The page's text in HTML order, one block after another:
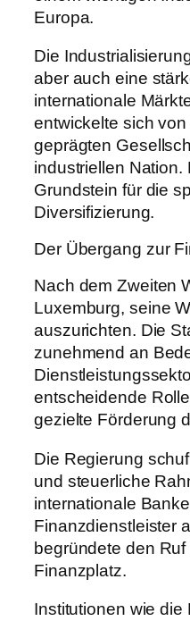
Europa.
Die
aber auch eine
internationale
entwickelte sich
geprägten
industriellen
Grundstein für die
Diversifizierung.
Der Übergang zur
Nach dem Zweiten
Luxemburg, seine
auszurichten. Die
zunehmend an
entscheidende
gezielte Förderung
Die Regierung
und steuerliche
internationale
Finanzdienstleister
begründete den
Finanzplatz.
Institutionen wie